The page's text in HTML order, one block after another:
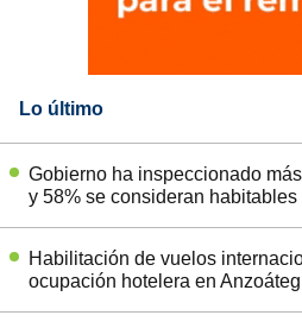
Lo último
Gobierno ha inspeccionado
y 58% se consideran habitables
Habilitación de vuelos
ocupación hotelera en